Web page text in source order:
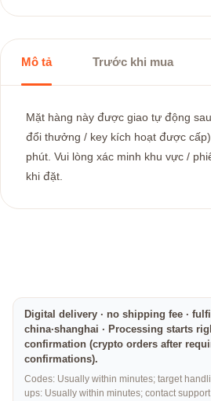
Mô tả Trước khi mua
Mặt hàng này được giao tự động
đổi thưởng / key kích hoạt được
phút. Vui lòng xác minh khu vực /
khi đặt.
Digital delivery · no shipping fee ·
china·shanghai · Processing starts
confirmation (crypto orders after
confirmations).
Codes: Usually within minutes; target
ups: Usually within minutes; contact